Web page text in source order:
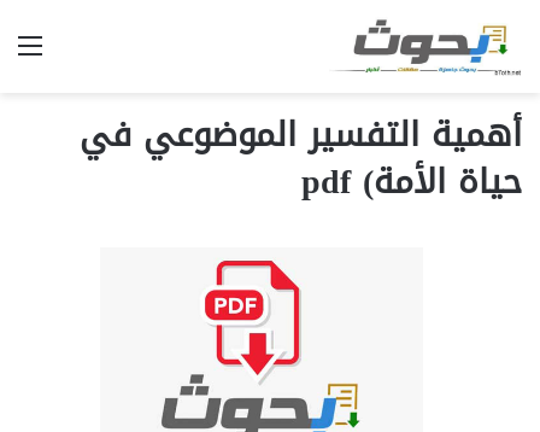
أهمية التفسير الموضوعي في
حياة الأمة) pdf